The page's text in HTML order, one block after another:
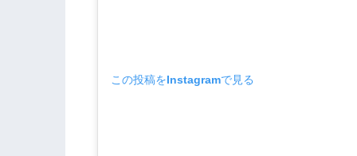
この投稿をInstagramで見る